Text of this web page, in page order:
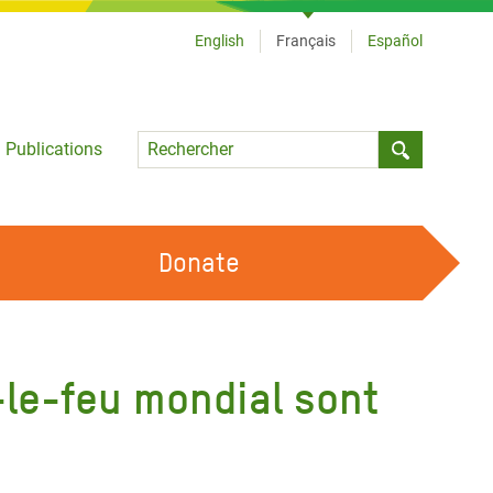
Publications
Language
English Français Español
DEVENIR BÉNÉVOLE
Donate
feu mondial sont